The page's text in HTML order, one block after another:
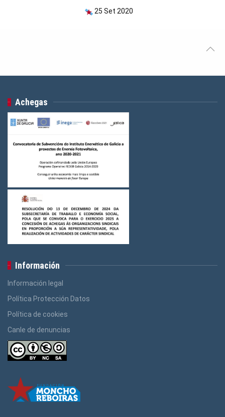
25 Set 2020
Achegas
Información
Información legal
Política Protección Datos
Política de cookies
Canle de denuncias